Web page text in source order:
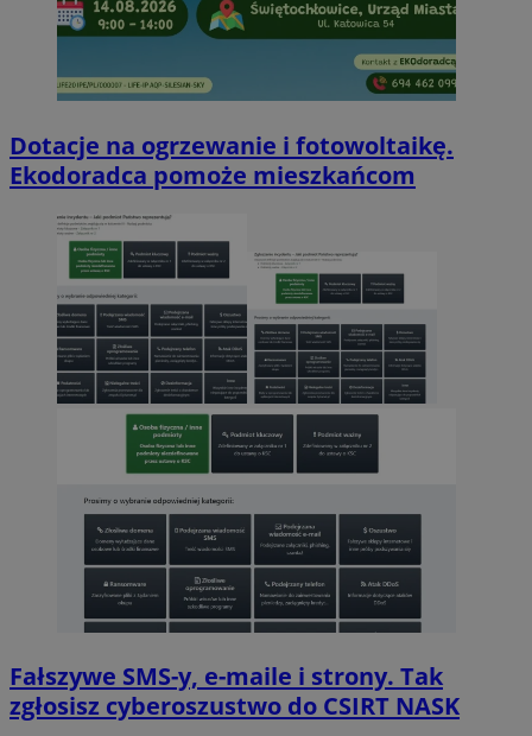
Dotacje na ogrzewanie i fotowoltaikę.
Ekodoradca pomoże mieszkańcom
Fałszywe SMS-y, e-maile i strony. Tak
zgłosisz cyberoszustwo do CSIRT NASK